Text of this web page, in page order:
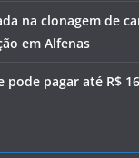
na clonagem de
em Alfenas
pode pagar até R$